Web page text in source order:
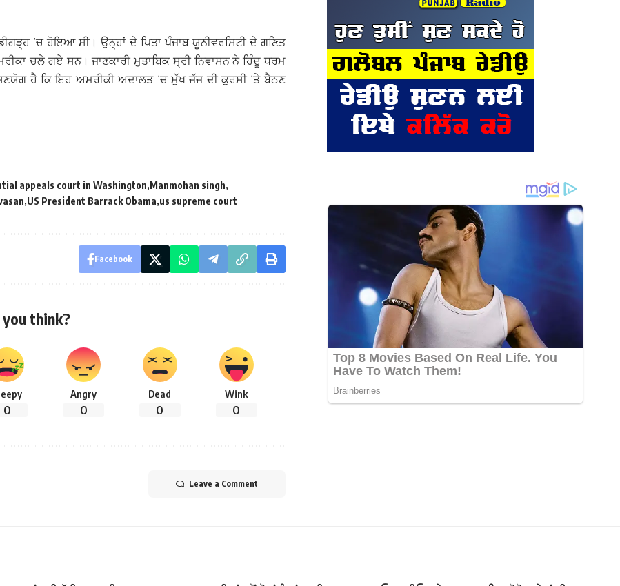
‘ਚ ਹੋਇਆ ਸੀ। ਉਨ੍ਹਾਂ ਦੇ ਪਿਤਾ ਪੰਜਾਬ ਯੂਨੀਵਰਸਿਟੀ ਦੇ ਗਣਿਤ
ਚਲੇ ਗਏ ਸਨ। ਜਾਣਕਾਰੀ ਮੁਤਾਬਿਕ ਸ੍ਰੀ ਨਿਵਾਸਨ ਨੇ ਹਿੰਦੂ ਧਰਮ
ਹੈ ਕਿ ਇਹ ਅਮਰੀਕੀ ਅਦਾਲਤ ‘ਚ ਮੁੱਖ ਜੱਜ ਦੀ ਕੁਰਸੀ ‘ਤੇ ਬੈਠਣ
appeals court in Washington Manmohan singh
US President Barrack Obama us supreme court
Facebook
think?
0
Angry
0
Dead
0
Wink
0
Leave a Comment